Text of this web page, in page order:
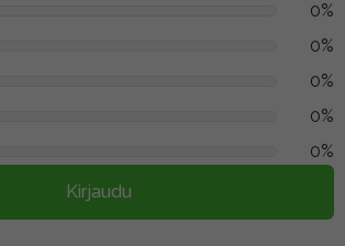
0%
0%
0%
0%
0%
Kirjaudu